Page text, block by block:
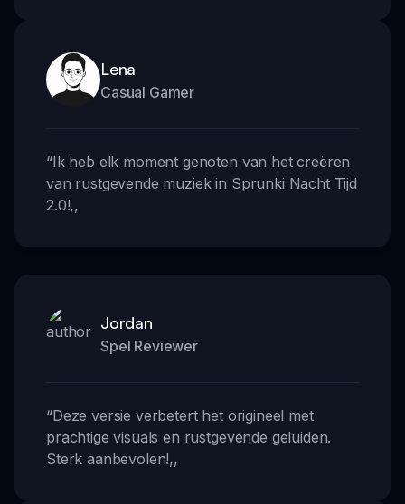
Lena
Casual Gamer
“Ik heb elk moment genoten van het creëren
van rustgevende muziek in Sprunki Nacht Tijd
2.0!,,
Jordan
Spel Reviewer
“Deze versie verbetert het origineel met
prachtige visuals en rustgevende geluiden.
Sterk aanbevolen!,,